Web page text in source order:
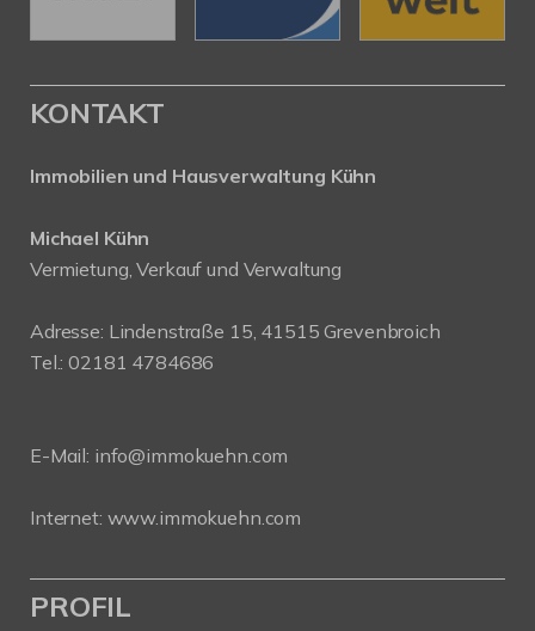
KONTAKT
Immobilien und Hausverwaltung Kühn
Michael Kühn
Vermietung, Verkauf und Verwaltung
Adresse: Lindenstraße 15, 41515 Grevenbroich
Tel.: 02181 4784686
E-Mail: info@immokuehn.com
Internet: www.immokuehn.com
PROFIL